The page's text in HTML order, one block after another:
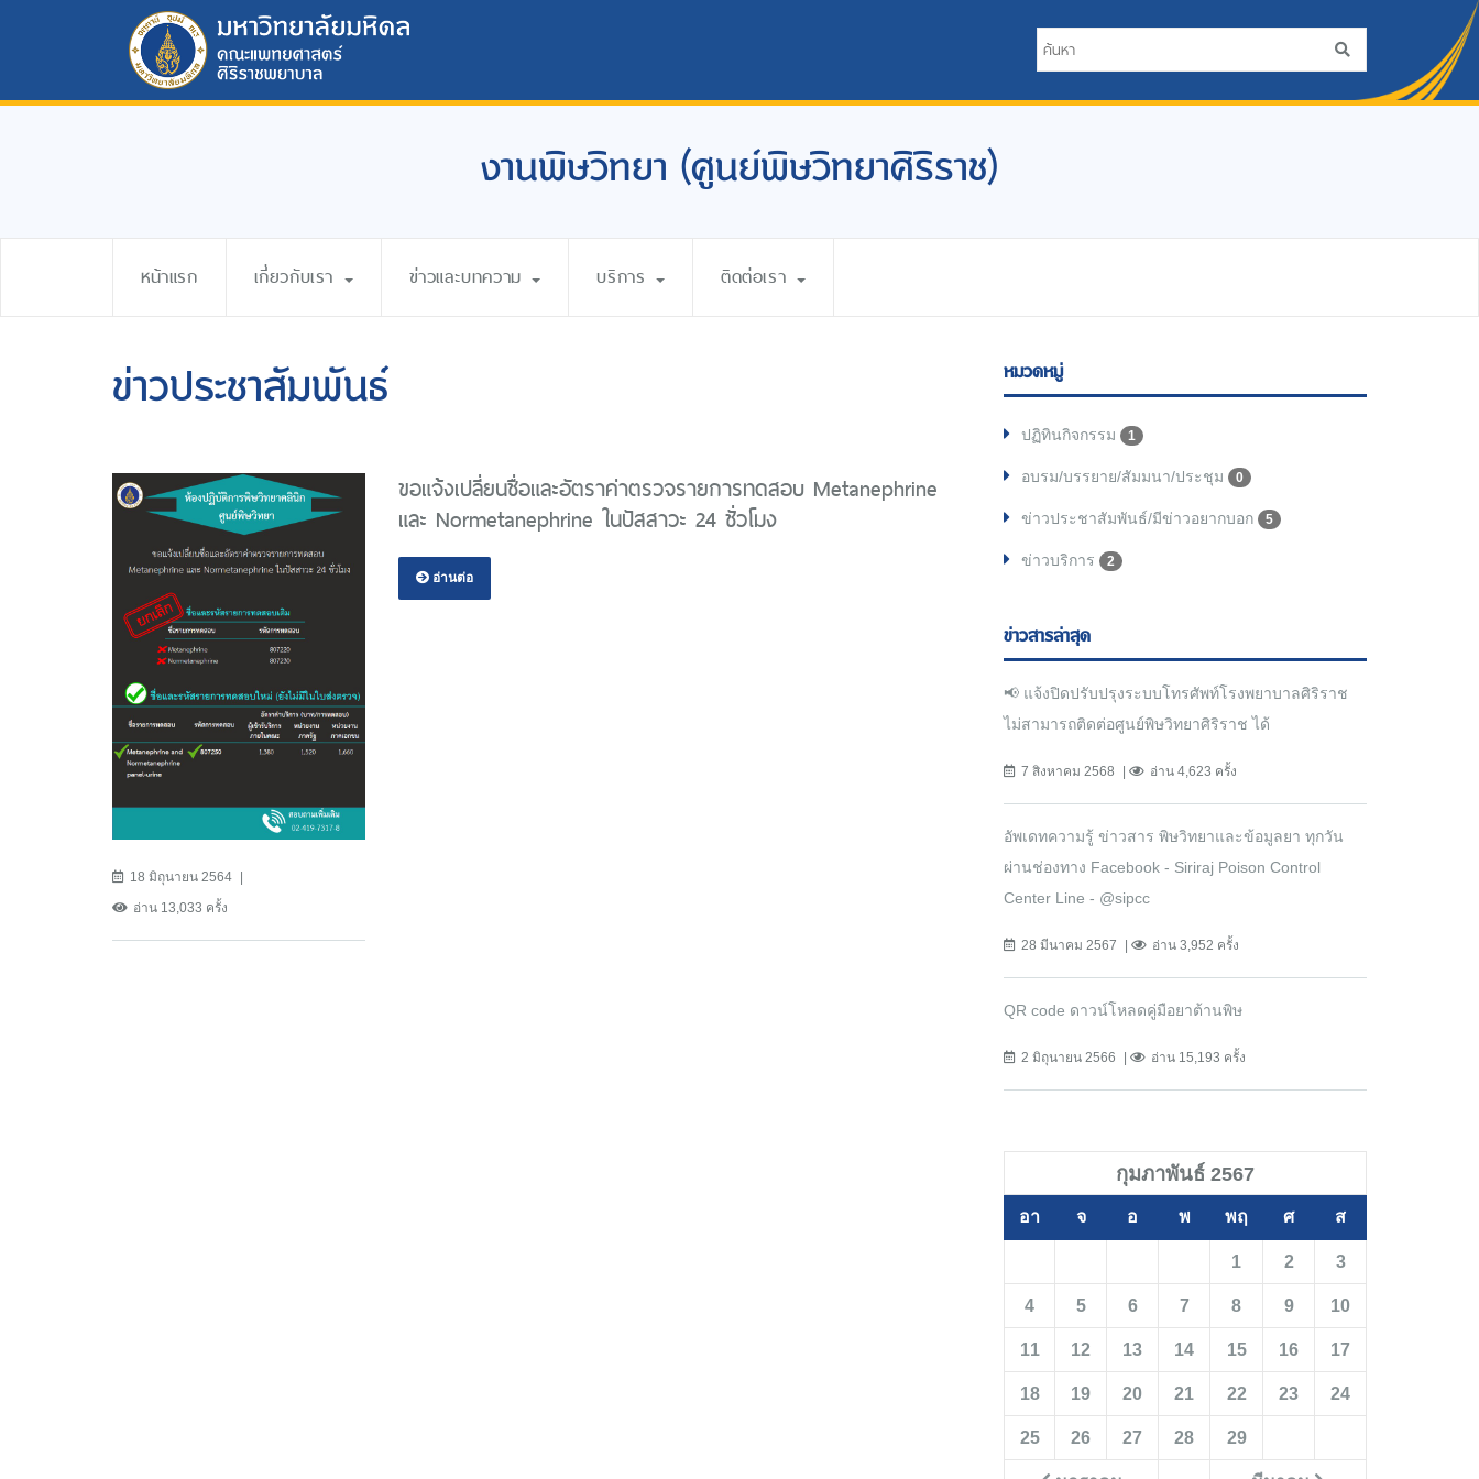
งานพิษวิทยา (ศูนย์พิษวิทยาศิริราช)
หน้าแรก เกี่ยวกับเรา ข่าวและบทความ บริการ ติดต่อเรา
ข่าวประชาสัมพันธ์
18 มิถุนายน 2564
อ่าน 13,033 ครั้ง
ขอแจ้งเปลี่ยนชื่อและอัตราค่าตรวจรายการทดสอบ Metanephrine
และ Normetanephrine ในปัสสาวะ 24 ชั่วโมง
อ่านต่อ
หมวดหมู่
ปฏิทินกิจกรรม 1
อบรม/บรรยาย/สัมมนา/ประชุม 0
ข่าวประชาสัมพันธ์/มีข่าวอยากบอก 5
ข่าวบริการ 2
ข่าวสารล่าสุด
📢 แจ้งปิดปรับปรุงระบบโทรศัพท์โรงพยาบาลศิริราช
ไม่สามารถติดต่อศูนย์พิษวิทยาศิริราช ได้
7 สิงหาคม 2568 อ่าน 4,623 ครั้ง
อัพเดทความรู้ ข่าวสาร พิษวิทยาและข้อมูลยา ทุกวัน
ผ่านช่องทาง Facebook - Siriraj Poison Control
Center Line - @sipcc
28 มีนาคม 2567 อ่าน 3,952 ครั้ง
QR code ดาวน์โหลดคู่มือยาต้านพิษ
2 มิถุนายน 2566 อ่าน 15,193 ครั้ง
กุมภาพันธ์ 2567
อา จ อ พ พฤ ศ ส
1 2 3
4 5 6 7 8 9 10
11 12 13 14 15 16 17
18 19 20 21 22 23 24
25 26 27 28 29